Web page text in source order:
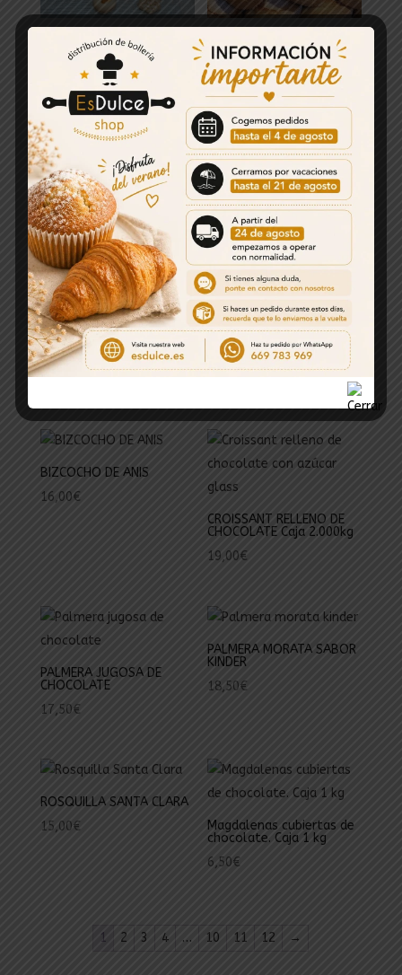
PASTA DE TE Cajas de
1.5kg
€
LALY , (3KG)
20,00€
PALMERA MORATA. Caja de
1kg
18,50€
BOER RIZADA NATA-
CHOCO
18,00€
MAGDALENAS
VALENCIANAS ESTUCHE
4,70€
MAGDALENAS CASERA
LALY ENVUELTA 1X1
15,00€
BIZCOCHO DE ANIS
16,00€
CROISSANT RELLENO DE
CHOCOLATE Caja 2.000kg
19,00€
PALMERA JUGOSA DE
CHOCOLATE
17,50€
PALMERA MORATA SABOR
KINDER
18,50€
ROSQUILLA SANTA CLARA
15,00€
Magdalenas cubiertas de
chocolate. Caja 1 kg
6,50€
1 2 3 4 … 10 11 12 →